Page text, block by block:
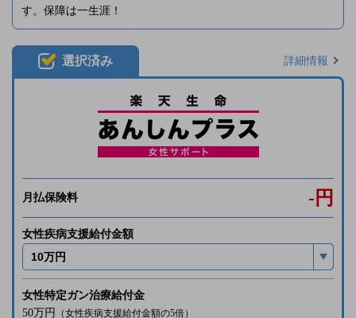
す。保障は一生涯！
選択済み 詳細情報
月払保険料 - 円
女性疾病支援給付金額
女性特定ガン治療給付金
50万円 （女性疾病支援給付金額の5倍）